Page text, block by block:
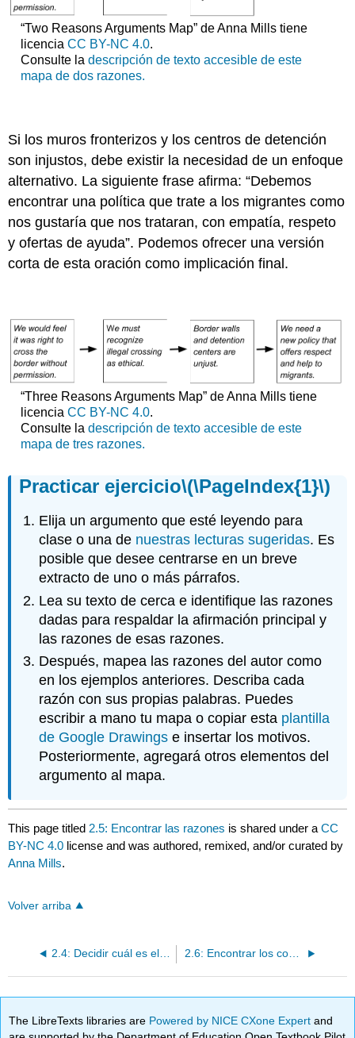
“Two Reasons Arguments Map” de Anna Mills tiene
licencia CC BY-NC 4.0.
Consulte la descripción de texto accesible de este
mapa de dos razones.
Si los muros fronterizos y los centros de detención
son injustos, debe existir la necesidad de un enfoque
alternativo. La siguiente frase afirma: “Debemos
encontrar una política que trate a los migrantes como
nos gustaría que nos trataran, con empatía, respeto
y ofertas de ayuda”. Podemos ofrecer una versión
corta de esta oración como implicación final.
“Three Reasons Arguments Map” de Anna Mills tiene
licencia CC BY-NC 4.0.
Consulte la descripción de texto accesible de este
mapa de tres razones.
Practicar ejercicio\(\PageIndex{1}\)
Elija un argumento que esté leyendo para
clase o una de nuestras lecturas sugeridas. Es
posible que desee centrarse en un breve
extracto de uno o más párrafos.
Lea su texto de cerca e identifique las razones
dadas para respaldar la afirmación principal y
las razones de esas razones.
Después, mapea las razones del autor como
en los ejemplos anteriores. Describa cada
razón con sus propias palabras. Puedes
escribir a mano tu mapa o copiar esta plantilla
de Google Drawings e insertar los motivos.
Posteriormente, agregará otros elementos del
argumento al mapa.
This page titled 2.5: Encontrar las razones is shared under aCC
BY-NC 4.0 license and was authored, remixed, and/or curated by
Anna Mills.
Volver arriba
2.4: Decidir cuál es el reclamo principal 2.6: Encontrar los contraargumentos
The LibreTexts libraries are Powered by NICE CXone Expertand